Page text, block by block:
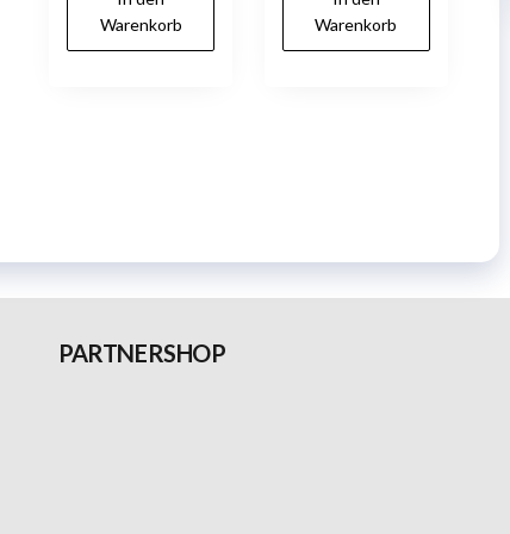
Warenkorb
Warenkorb
PARTNERSHOP